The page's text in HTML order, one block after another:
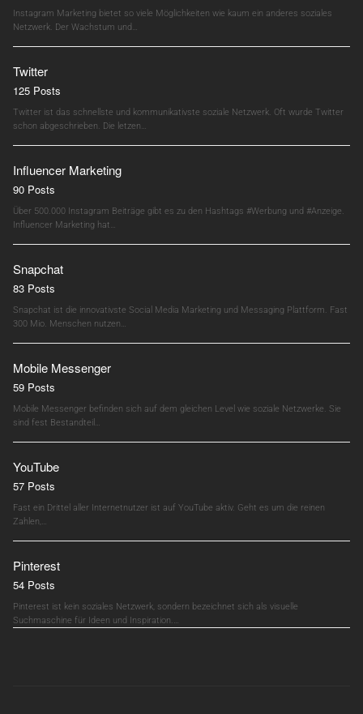
Instagram Marketing bietet so viele Möglichkeiten wie kaum ein anderes soziales
Netzwerk. Der Wachstum und…
Twitter
125 Posts
Twitter ist das schnellste und kommunikativste soziale Netzwerk. Oft wurde Twitter
schon abgeschrieben. Die letzen…
Influencer Marketing
90 Posts
Über 500.000 Instagram Beiträge gibt es zu den Hashtags #Werbung und #Anzeige.
Influencer Marketing hat…
Snapchat
83 Posts
Snapchat ist die innovativste Social Media Marketing und Messaging Plattform. Fast
300 Mio. Menschen nutzen…
Mobile Messenger
59 Posts
Mobile Messenger befinden sich auf dem gleichen Level wie soziale Netzwerke. Sie
sind fest Bestandteil…
YouTube
57 Posts
Fast ein Drittel aller Internetnutzer ist auf YouTube aktiv. Geht es um die reinen
Zahlen,…
Pinterest
54 Posts
Pinterest ist kein soziales Netzwerk, sondern bezeichnet sich als visuelle
Suchmaschine für Ideen und Inspiration.…